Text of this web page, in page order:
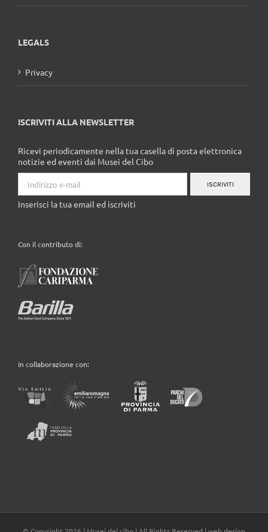
LEGALS
Privacy
ISCRIVITI ALLA NEWSLETTER
Ricevi periodicamente nella tua casella di posta elettronica
notizie ed eventi dai Musei del Cibo
ISCRIVITI
Inserisci la tua email ed iscriviti
Con il contributo di:
In collaborazione con: